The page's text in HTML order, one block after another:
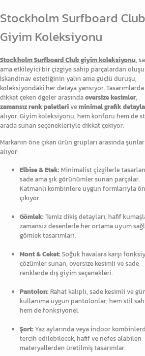
Stockholm Surfboard Club
Giyim Koleksiyonu
Stockholm Surfboard Club giyim koleksiyonu,
ama etkileyici bir çizgiye sahip parçalardan
İskandinav estetiğinin yalın ama güçlü duruşu,
koleksiyondaki her detaya yansıyor.
dikkat çeken ögeler arasındaoversize kesimler,
zamansız renk paletleriveminimal grafik
alıyor. Giyim koleksiyonu, hem konforu hem de
arada sunan seçenekleriyle dikkat çekiyor.
Markanın öne çıkan ürün grupları arasında
alıyor:
Elbise & Etek:Minimalist çizgilerle
sade ama şık görünümler sunan parçalar.
Katmanlı kombinlere uygun formlarıyla
çıkıyor.
Gömlek:Temiz dikiş detayları, hafif
zamansız desenlerle her ortama uyum
gömlek tasarımları.
Mont & Ceket:Soğuk havalara karşı
çözümler sunan, oversize kesimli ve sade
renklerde dış giyim seçenekleri.
Pantolon:Rahat kalıplı, sade kesimli ve
kullanıma uygun pantolonlar; hem stil
hem de fonksiyonel.
Şort: Yaz aylarında veya indoor
tercih edilebilecek, hafif ve nefes alabilen
materyallerden üretilmiş tasarımlar.